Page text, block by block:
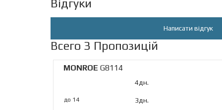
Відгуки
Написати відгук
Всего 3 Пропозицій
MONROE G8114
4дн.
до 14 3дн.